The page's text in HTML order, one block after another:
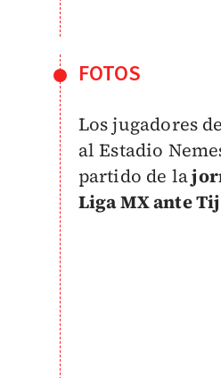
FOTOS
Los jugadores de
al Estadio
partido de la
Liga MX ante